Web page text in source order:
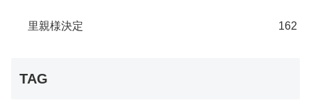
里親様決定 162
TAG